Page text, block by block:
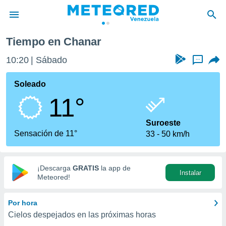
de
ha
calidad.
a este
las
y
digital
basada
Tiempo en Chanar
10:20 Sábado ...
Soleado
11°
Sensación de 11°
Suroeste
33
50 km/h
¡Descarga GRATIS la app de
Meteored!
Instalar
Por hora
Cielos despejados en las próximas horas